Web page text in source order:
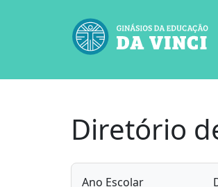
Diretório
Ano Escolar